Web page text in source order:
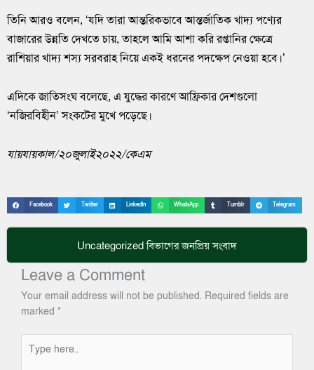
তিনি আরও বলেন, ‘যদি তারা আন্তরিকভাবে আন্তর্জাতিক খাদ্য পণ্যের
বাজারের উন্নতি দেখতে চায়, তাহলে আমি আশা করি রপ্তানির ক্ষেত্রে
রাশিয়ার খাদ্য শস্য সরবরাহ নিয়ে একই ধরনের পদক্ষেপ নেওয়া হবে।’
এদিকে জাতিসংঘ বলেছে, এ যুদ্ধের কারণে আফ্রিকার দেশগুলো
‘নজিরবিহীন’ সংকটের মুখে পড়েছে।
যায়যায়কাল/২০জুলাই২০২২/কেএম
Facebook Twitter LinkedIn WhatsApp Tumblr Telegram
Uncategorizedবিভাগের জনপ্রিয় সংবাদ
Leave a Comment
Your email address will not be published. Required fields are
marked *
here..